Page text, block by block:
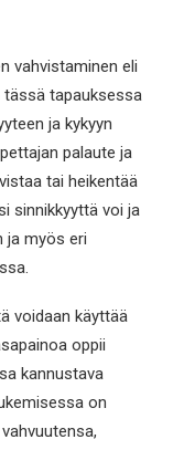
vahvistaminen eli
tapauksessa
ja kykyyn
palaute ja
tai heikentää
sinnikkyyttä voi ja
ja myös eri
voidaan käyttää
oppii
kannustava
on